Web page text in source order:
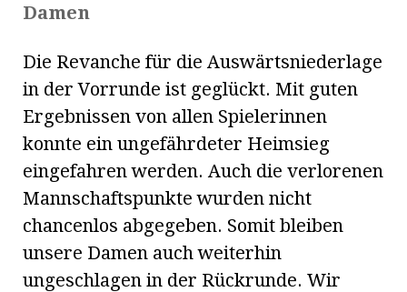
Damen
Die Revanche für die Auswärtsniederlage
in der Vorrunde ist geglückt. Mit guten
Ergebnissen von allen Spielerinnen
konnte ein ungefährdeter Heimsieg
eingefahren werden. Auch die verlorenen
Mannschaftspunkte wurden nicht
chancenlos abgegeben. Somit bleiben
unsere Damen auch weiterhin
ungeschlagen in der Rückrunde. Wir